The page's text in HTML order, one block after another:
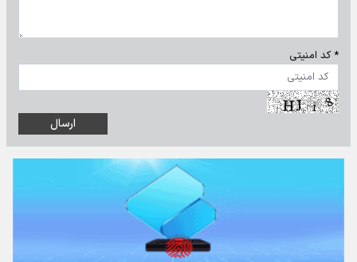
* کد امنیتی